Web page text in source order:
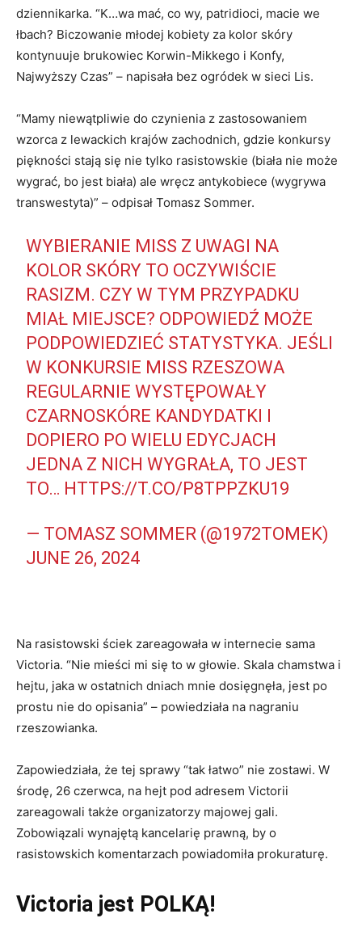
dziennikarka. “K…wa mać, co wy, patridioci, macie we
łbach? Biczowanie młodej kobiety za kolor skóry
kontynuuje brukowiec Korwin-Mikkego i Konfy,
Najwyższy Czas” – napisała bez ogródek w sieci Lis.
“Mamy niewątpliwie do czynienia z zastosowaniem
wzorca z lewackich krajów zachodnich, gdzie konkursy
piękności stają się nie tylko rasistowskie (biała nie może
wygrać, bo jest biała) ale wręcz antykobiece (wygrywa
transwestyta)” – odpisał Tomasz Sommer.
WYBIERANIE MISS Z UWAGI NA
KOLOR SKÓRY TO OCZYWIŚCIE
RASIZM. CZY W TYM PRZYPADKU
MIAŁ MIEJSCE? ODPOWIEDŹ MOŻE
PODPOWIEDZIEĆ STATYSTYKA. JEŚLI
W KONKURSIE MISS RZESZOWA
REGULARNIE WYSTĘPOWAŁY
CZARNOSKÓRE KANDYDATKI I
DOPIERO PO WIELU EDYCJACH
JEDNA Z NICH WYGRAŁA, TO JEST
TO… HTTPS://T.CO/P8TPPZKU19
— TOMASZ SOMMER (@1972TOMEK)
JUNE 26, 2024
Na rasistowski ściek zareagowała w internecie sama
Victoria. “Nie mieści mi się to w głowie. Skala chamstwa i
hejtu, jaka w ostatnich dniach mnie dosięgnęła, jest po
prostu nie do opisania” – powiedziała na nagraniu
rzeszowianka.
Zapowiedziała, że tej sprawy “tak łatwo” nie zostawi. W
środę, 26 czerwca, na hejt pod adresem Victorii
zareagowali także organizatorzy majowej gali.
Zobowiązali wynajętą kancelarię prawną, by o
rasistowskich komentarzach powiadomiła prokuraturę.
Victoria jest POLKĄ!